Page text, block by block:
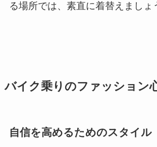
る場所では、素直に着替えましょ
バイク乗りのファッション
自信を高めるためのスタイル